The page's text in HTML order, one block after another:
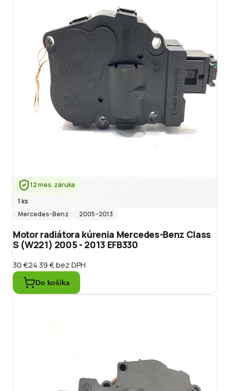
12 mes. záruka
1 ks
Mercedes-Benz
2005–2013
Motor radiátora kúrenia Mercedes-Benz Class
S (W221) 2005 - 2013 EFB330
30 €24.39 €bez DPH
Do košíka